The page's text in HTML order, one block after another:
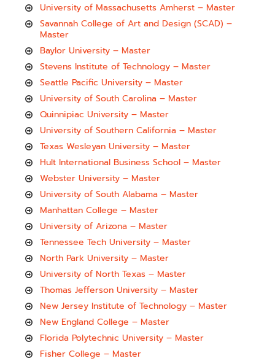
University of Massachusetts Amherst – Master
Savannah College of Art and Design (SCAD) –
Master
Baylor University – Master
Stevens Institute of Technology – Master
Seattle Pacific University – Master
University of South Carolina – Master
Quinnipiac University – Master
University of Southern California – Master
Texas Wesleyan University – Master
Hult International Business School – Master
Webster University – Master
University of South Alabama – Master
Manhattan College – Master
University of Arizona – Master
Tennessee Tech University – Master
North Park University – Master
University of North Texas – Master
Thomas Jefferson University – Master
New Jersey Institute of Technology – Master
New England College – Master
Florida Polytechnic University – Master
Fisher College – Master